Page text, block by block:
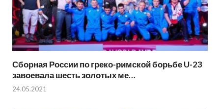
Сборная России по греко-римской борьбе U-23
завоевала шесть золотых ме…
24.05.2021